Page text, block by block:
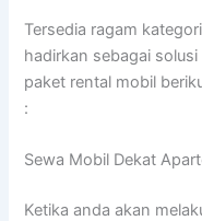
Tersedia ragam
hadirkan sebagai
paket rental mobil
:
Sewa Mobil Dekat
Ketika anda akan